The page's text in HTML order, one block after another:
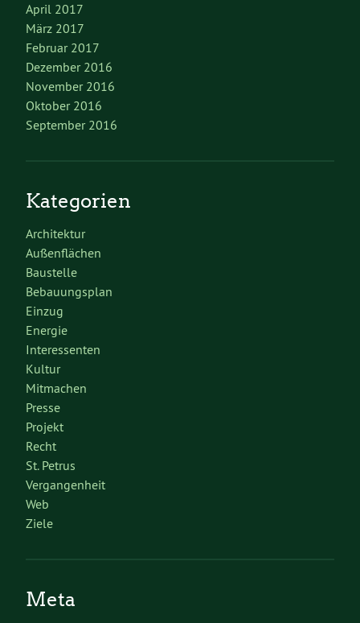
April 2017
März 2017
Februar 2017
Dezember 2016
November 2016
Oktober 2016
September 2016
Kategorien
Architektur
Außenflächen
Baustelle
Bebauungsplan
Einzug
Energie
Interessenten
Kultur
Mitmachen
Presse
Projekt
Recht
St. Petrus
Vergangenheit
Web
Ziele
Meta